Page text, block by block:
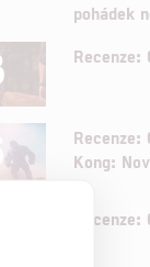
pohádek
Recenze:
Recenze:
Kong: